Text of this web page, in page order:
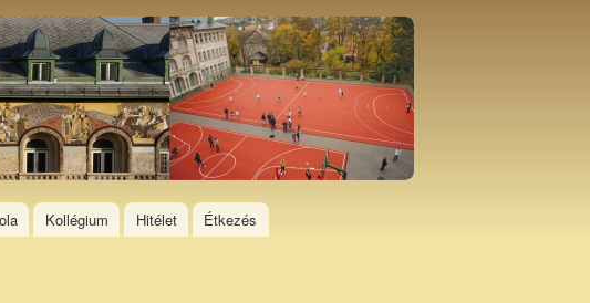
Kollégium Hitélet Étkezés